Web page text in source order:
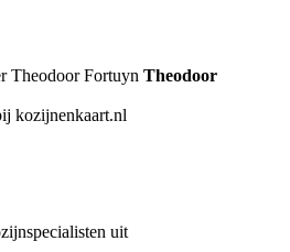
Theodoor
kozijnenkaart.nl
uit